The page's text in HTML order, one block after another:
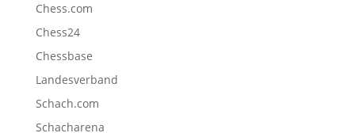
Chess.com
Chess24
Chessbase
Landesverband
Schach.com
Schacharena